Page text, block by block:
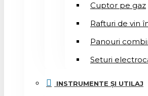
Cuptor pe gaz
Rafturi de vin
Panouri
Seturi
INSTRUMENTE ȘI UTILAJ